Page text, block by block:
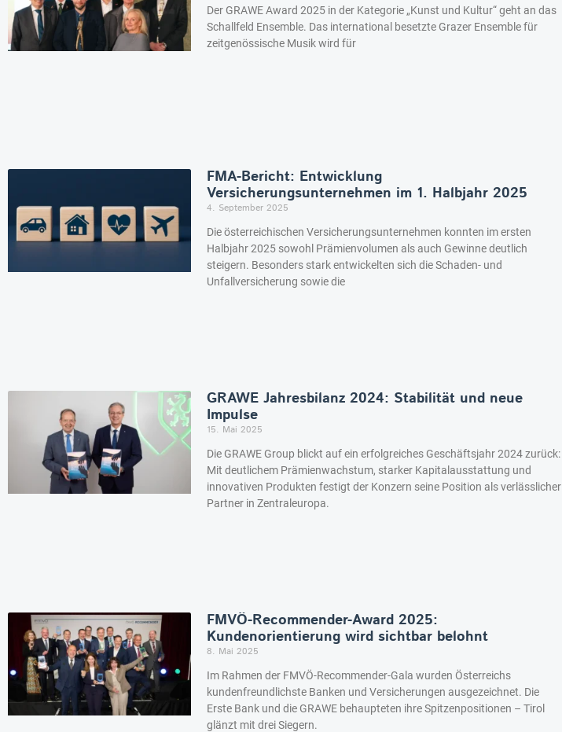
Der GRAWE Award 2025 in der Kategorie „Kunst und Kultur“ geht an das
Schallfeld Ensemble. Das international besetzte Grazer Ensemble für
zeitgenössische Musik wird für
FMA-Bericht: Entwicklung
Versicherungsunternehmen im 1. Halbjahr 2025
4. September 2025
Die österreichischen Versicherungsunternehmen konnten im ersten
Halbjahr 2025 sowohl Prämienvolumen als auch Gewinne deutlich
steigern. Besonders stark entwickelten sich die Schaden- und
Unfallversicherung sowie die
GRAWE Jahresbilanz 2024: Stabilität und neue
Impulse
15. Mai 2025
Die GRAWE Group blickt auf ein erfolgreiches Geschäftsjahr 2024 zurück:
Mit deutlichem Prämienwachstum, starker Kapitalausstattung und
innovativen Produkten festigt der Konzern seine Position als verlässlicher
Partner in Zentraleuropa.
FMVÖ-Recommender-Award 2025:
Kundenorientierung wird sichtbar belohnt
8. Mai 2025
Im Rahmen der FMVÖ-Recommender-Gala wurden Österreichs
kundenfreundlichste Banken und Versicherungen ausgezeichnet. Die
Erste Bank und die GRAWE behaupteten ihre Spitzenpositionen – Tirol
glänzt mit drei Siegern.